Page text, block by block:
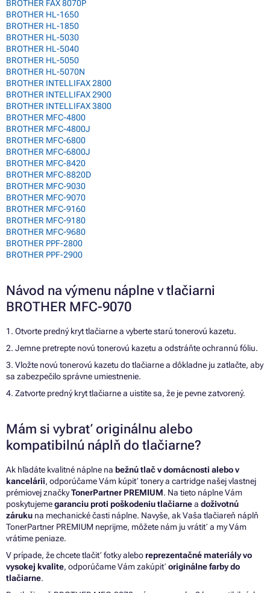
BROTHER FAX 8070P
BROTHER HL-1650
BROTHER HL-1850
BROTHER HL-5030
BROTHER HL-5040
BROTHER HL-5050
BROTHER HL-5070N
BROTHER INTELLIFAX 2800
BROTHER INTELLIFAX 2900
BROTHER INTELLIFAX 3800
BROTHER MFC-4800
BROTHER MFC-4800J
BROTHER MFC-6800
BROTHER MFC-6800J
BROTHER MFC-8420
BROTHER MFC-8820D
BROTHER MFC-9030
BROTHER MFC-9070
BROTHER MFC-9160
BROTHER MFC-9180
BROTHER MFC-9680
BROTHER PPF-2800
BROTHER PPF-2900
Návod na výmenu náplne v tlačiarni
BROTHER MFC-9070
1. Otvorte predný kryt tlačiarne a vyberte starú tonerovú kazetu.
2. Jemne pretrepte novú tonerovú kazetu a odstráňte ochrannú fóliu.
3. Vložte novú tonerovú kazetu do tlačiarne a dôkladne ju zatlačte, aby
sa zabezpečilo správne umiestnenie.
4. Zatvorte predný kryt tlačiarne a uistite sa, že je pevne zatvorený.
Mám si vybrať originálnu alebo
kompatibilnú náplň do tlačiarne?
Ak hľadáte kvalitné náplne na bežnú tlač v domácnosti alebo v
kancelárii, odporúčame Vám kúpiť tonery a cartridge našej vlastnej
prémiovej značkyTonerPartner PREMIUM. Na tieto náplne Vám
poskytujemegaranciu proti poškodeniu tlačiarnea doživotnú
záruku na mechanické časti náplne. Navyše, ak Vaša tlačiareň náplň
TonerPartner PREMIUM neprijme, môžete nám ju vrátiť a my Vám
vrátime peniaze.
V prípade, že chcete tlačiť fotky aleboreprezentačné materiály vo
vysokej kvalite, odporúčame Vám zakúpiť originálne farby do
tlačiarne.